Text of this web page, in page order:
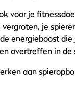
voor je
je
energieboost
overtreffen in de
aan